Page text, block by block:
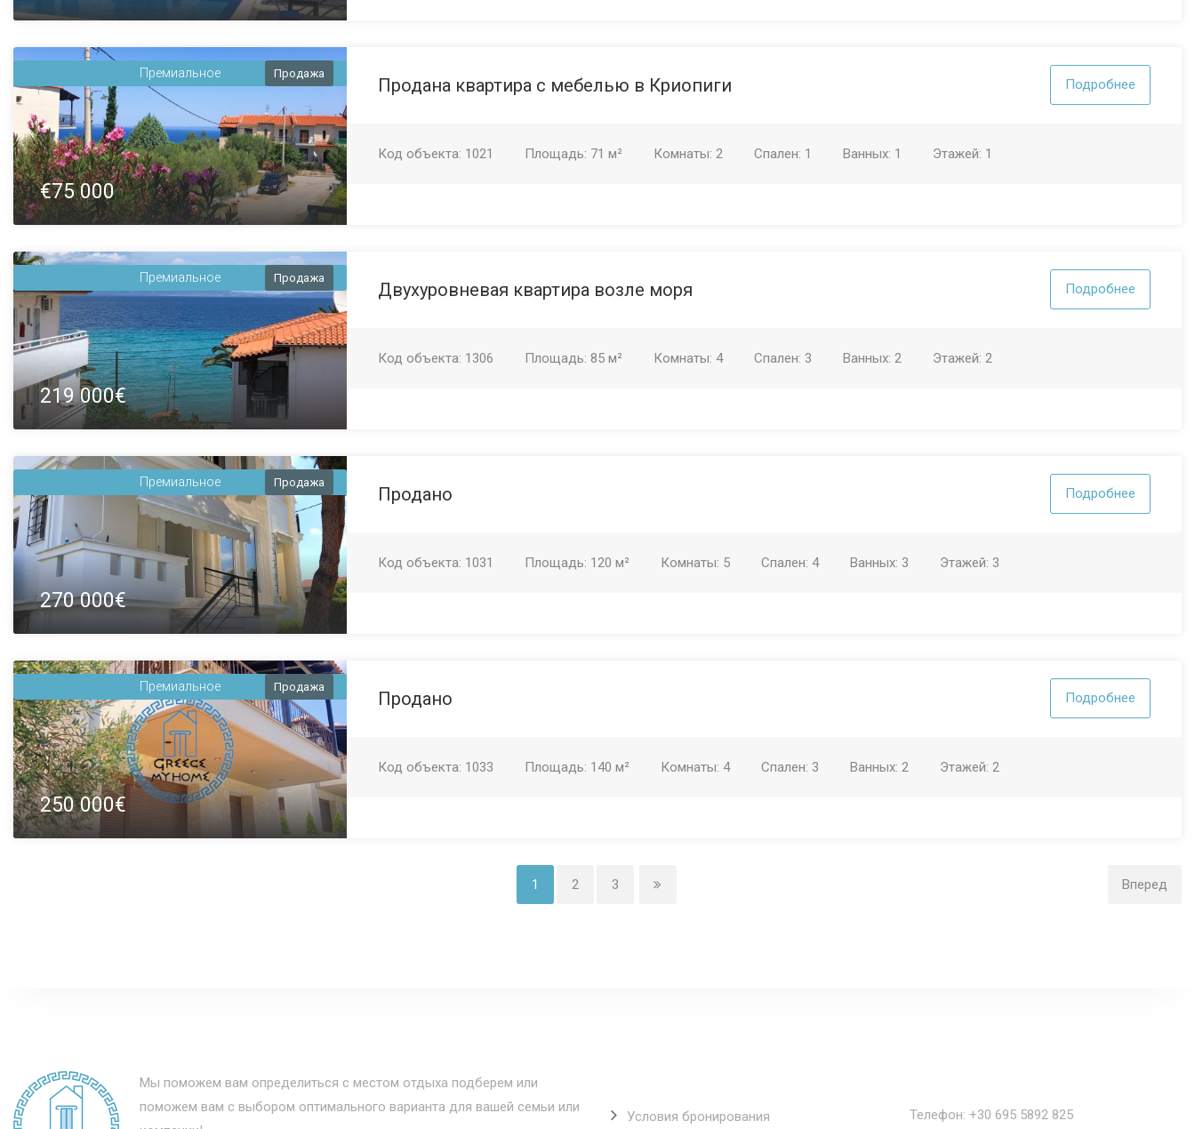
Премиальное Продажа
€75 000
Продана квартира с мебелью в Криопиги Подробнее
Код объекта: 1021 Площадь: 71 м² Комнаты:2 Спален: 1 Ванных: 1 Этажей: 1
Премиальное Продажа
219 000€
Двухуровневая квартира возле моря Подробнее
Код объекта: 1306 Площадь:85 м² Комнаты:4 Спален: 3 Ванных:2 Этажей:2
Премиальное Продажа
270 000€
Продано Подробнее
Код объекта: 1031 Площадь: 120 м² Комнаты: 5 Спален:4 Ванных: 3 Этажей: 3
Премиальное Продажа
250 000€
Продано Подробнее
Код объекта: 1033 Площадь: 140 м² Комнаты:4 Спален: 3 Ванных:2 Этажей:2
1 2 3 Вперед
Мы поможем вам определиться с местом отдыха подберем или
поможем вам с выбором оптимального варианта для вашей семьи или
Условия бронирования Телефон: +30 695 5892 825